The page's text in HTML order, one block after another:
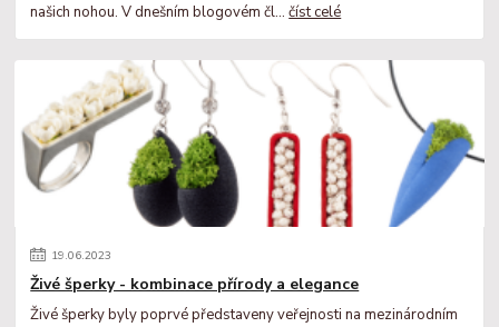
našich nohou. V dnešním blogovém čl...číst celé
19.06.2023
Živé šperky - kombinace přírody a elegance
Živé šperky byly poprvé představeny veřejnosti na mezinárodním